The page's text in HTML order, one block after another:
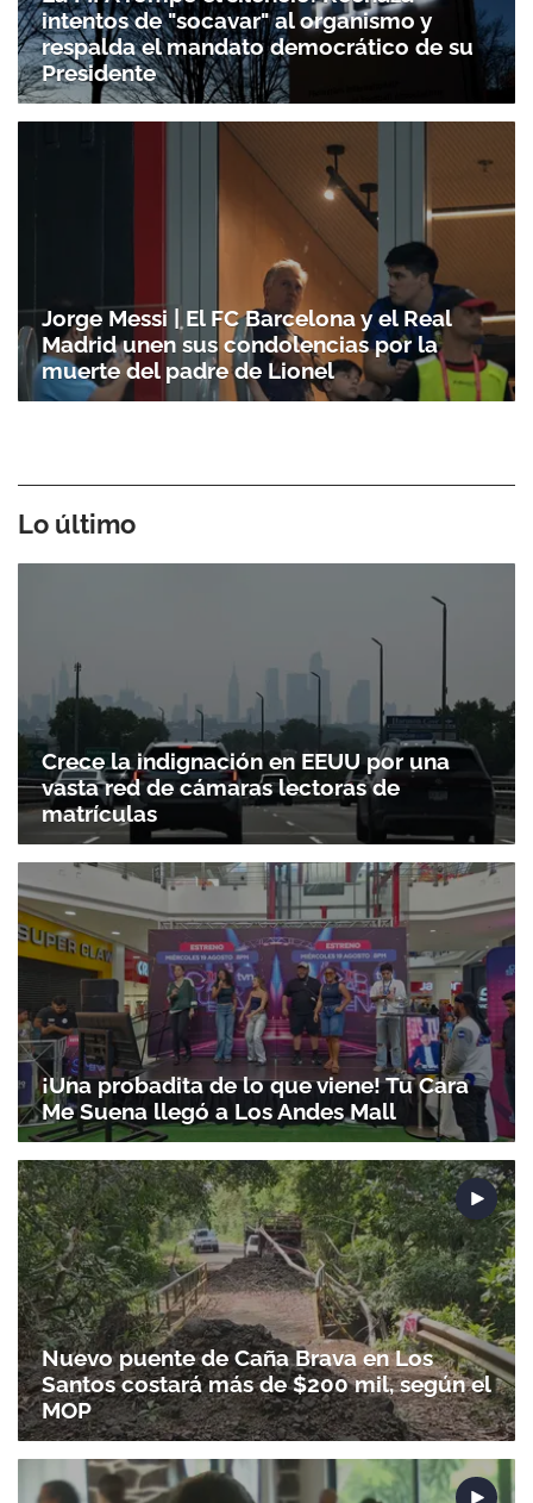
intentos de "socavar" al organismo y
respalda el mandato democrático de su
Presidente
Jorge Messi | El FC Barcelona y el Real
Madrid unen sus condolencias por la
muerte del padre de Lionel
Lo último
Crece la indignación en EEUU por una
vasta red de cámaras lectoras de
matrículas
¡Una probadita de lo que viene! Tu Cara
Me Suena llegó a Los Andes Mall
Nuevo puente de Caña Brava en Los
Santos costará más de $200 mil, según el
MOP